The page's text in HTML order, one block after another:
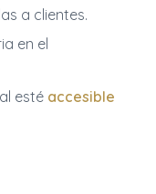
a clientes.
en el
esté accesible